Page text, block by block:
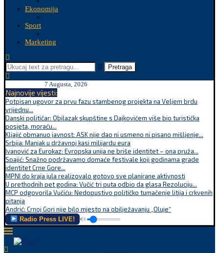
Ekonomija
Sport
Marketing
Pretraga
7 Augusta, 2026
Najnovije vijesti:
Potpisan ugovor za prvu fazu stambenog projekta na Veljem brdu
vrijednu...
Danski političar: Obilazak skupštine s Dajkovićem više bio turistička
posjeta, moraću...
Kljajić obmanuo javnost: ASK nije dao ni usmeno ni pisano mišljenje...
Srbija: Manjak u državnoj kasi milijardu eura
Ivanović za Eurokaz: Evropska unija ne briše identitet – ona pruža...
Spajić: Snažno podržavamo domaće festivale koji godinama grade
identitet Crne Gore...
MPNI do kraja jula realizovalo gotovo sve planirane aktivnosti
U prethodnih pet godina: Vučić tri puta odbio da glasa Rezoluciju...
MCP odgovorila Vučiću: Nedopustivo političko tumačenje litija i crkvenih
pitanja
Andrić: Crnoj Gori nije bilo mjesto na obilježavanju „Oluje“
Radio Press LIVE!